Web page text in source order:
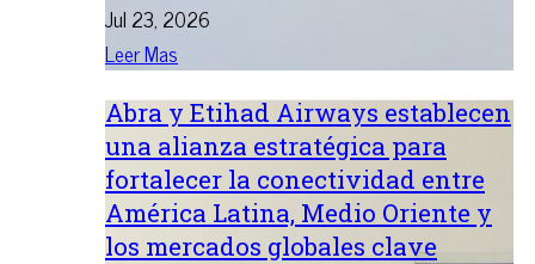
Jul 23, 2026
Leer Mas
Abra y Etihad Airways establecen
una alianza estratégica para
fortalecer la conectividad entre
América Latina, Medio Oriente y
los mercados globales clave